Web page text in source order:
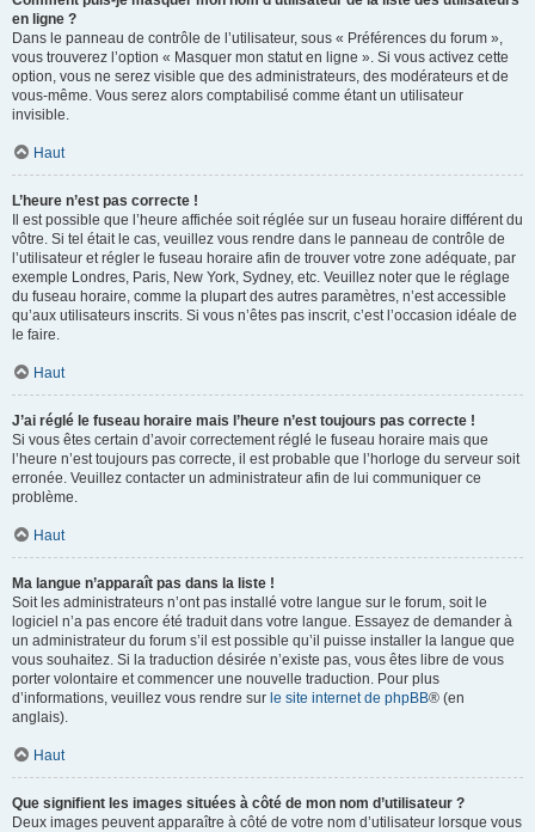
en ligne ?
Dans le panneau de contrôle de l’utilisateur, sous « Préférences du forum »,
vous trouverez l’option « Masquer mon statut en ligne ». Si vous activez cette
option, vous ne serez visible que des administrateurs, des modérateurs et de
vous-même. Vous serez alors comptabilisé comme étant un utilisateur
invisible.
Haut
L’heure n’est pas correcte !
Il est possible que l’heure affichée soit réglée sur un fuseau horaire différent du
vôtre. Si tel était le cas, veuillez vous rendre dans le panneau de contrôle de
l’utilisateur et régler le fuseau horaire afin de trouver votre zone adéquate, par
exemple Londres, Paris, New York, Sydney, etc. Veuillez noter que le réglage
du fuseau horaire, comme la plupart des autres paramètres, n’est accessible
qu’aux utilisateurs inscrits. Si vous n’êtes pas inscrit, c’est l’occasion idéale de
le faire.
Haut
J’ai réglé le fuseau horaire mais l’heure n’est toujours pas correcte !
Si vous êtes certain d’avoir correctement réglé le fuseau horaire mais que
l’heure n’est toujours pas correcte, il est probable que l’horloge du serveur soit
erronée. Veuillez contacter un administrateur afin de lui communiquer ce
problème.
Haut
Ma langue n’apparaît pas dans la liste !
Soit les administrateurs n’ont pas installé votre langue sur le forum, soit le
logiciel n’a pas encore été traduit dans votre langue. Essayez de demander à
un administrateur du forum s’il est possible qu’il puisse installer la langue que
vous souhaitez. Si la traduction désirée n’existe pas, vous êtes libre de vous
porter volontaire et commencer une nouvelle traduction. Pour plus
d’informations, veuillez vous rendre sur le site internet de phpBB® (en
anglais).
Haut
Que signifient les images situées à côté de mon nom d’utilisateur ?
Deux images peuvent apparaître à côté de votre nom d’utilisateur lorsque vous